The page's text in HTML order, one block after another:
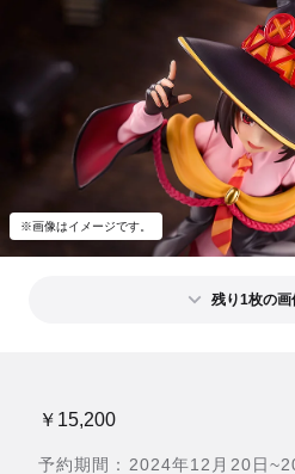
※画像はイメージです。
残り1枚の画
￥15,200
予約期間：2024年12月20日